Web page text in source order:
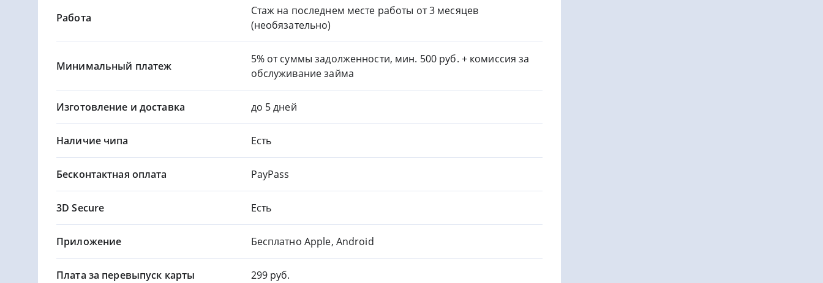
Работа
Стаж на последнем месте работы от 3 месяцев
(необязательно)
Минимальный платеж
5% от суммы задолженности, мин. 500 руб. + комиссия за
обслуживание займа
Изготовление и доставка до 5 дней
Наличие чипа Есть
Бесконтактная оплата PayPass
3D Secure Есть
Приложение Бесплатно Apple, Android
Плата за перевыпуск карты 299 руб.